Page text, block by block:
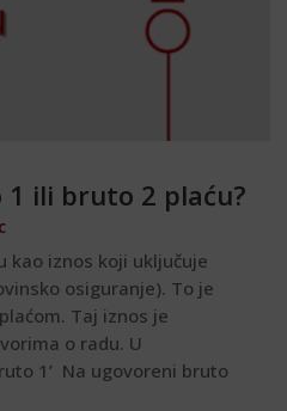
ili bruto 2 plaću?
kao iznos koji uključuje
osiguranje). To je
Taj iznos je
o radu. U
1’ Na ugovoreni bruto